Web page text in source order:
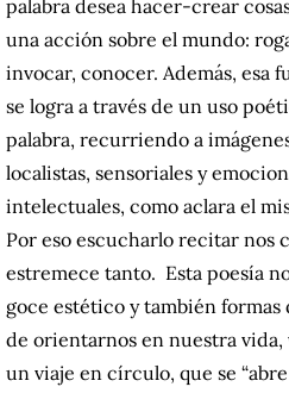
palabra desea hacer-crear
una acción sobre el mundo:
invocar, conocer. Además, esa
se logra a través de un uso
palabra, recurriendo a
localistas, sensoriales y
intelectuales, como aclara el
Por eso escucharlo recitar nos
estremece tanto. Esta poesía
goce estético y también formas
de orientarnos en nuestra vida,
un viaje en círculo, que se